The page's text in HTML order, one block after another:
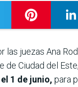
las juezas Ana
de Ciudad del
1 de junio, para